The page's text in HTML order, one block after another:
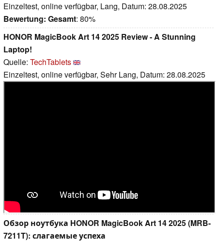
Einzeltest, online verfügbar, Lang, Datum: 28.08.2025
Bewertung: Gesamt: 80%
HONOR MagicBook Art 14 2025 Review - A Stunning
Laptop!
Quelle: TechTablets
Einzeltest, online verfügbar, Sehr Lang, Datum: 28.08.2025
Обзор ноутбука HONOR MagicBook Art 14 2025 (MRB-
7211T): слагаемые успеха